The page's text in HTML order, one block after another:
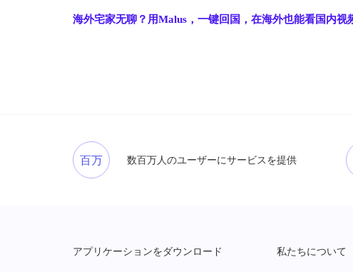
海外宅家无聊？用Malus，一键回国，在海外也能看国内视
百万 数百万人のユーザーにサービスを提供
アプリケーションをダウンロード 私たちについて